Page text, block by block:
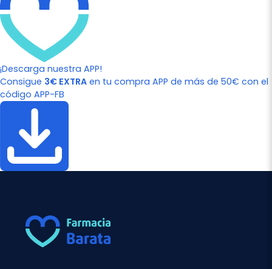
¡Descarga nuestra APP!
Consigue 3€ EXTRA en tu compra APP de más de 50€ con el
código APP-FB